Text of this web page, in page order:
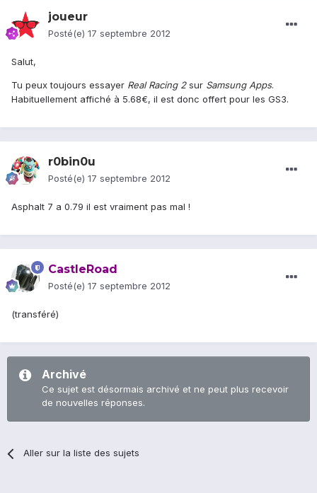
joueur
Posté(e) 17 septembre 2012
Salut,
Tu peux toujours essayer Real Racing 2sur Samsung Apps.
Habituellement affiché à 5.68€, il est donc offert pour les GS3.
r0bin0u
Posté(e) 17 septembre 2012
Asphalt 7 a 0.79 il est vraiment pas mal !
CastleRoad
Posté(e) 17 septembre 2012
(transféré)
Archivé
Ce sujet est désormais archivé et ne peut plus recevoir
de nouvelles réponses.
Aller sur la liste des sujets